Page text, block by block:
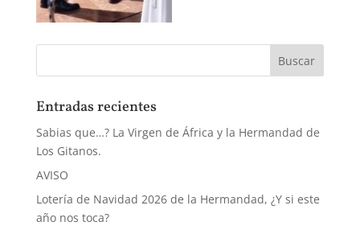
Entradas recientes
Sabias que…? La Virgen de África y la Hermandad de
Los Gitanos.
AVISO
Lotería de Navidad 2026 de la Hermandad, ¿Y si este
año nos toca?